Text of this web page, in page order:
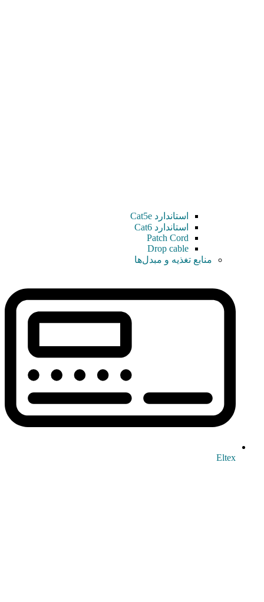
استاندارد Cat5e
استاندارد Cat6
Patch Cord
Drop cable
منابع تغذیه و مبدل‌ها
Eltex